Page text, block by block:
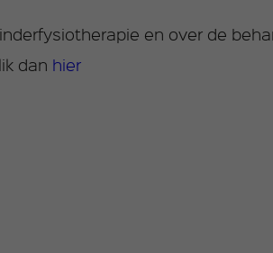
en over de
dan hier